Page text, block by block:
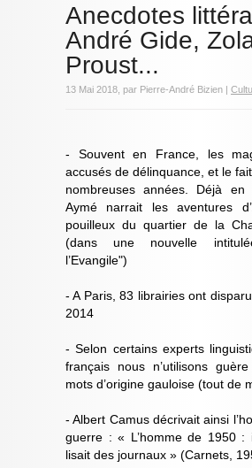
Anecdotes
André Gide,
Proust...
13 Mai 2018, par Pierre-André Bizien |
- Souvent en France, les
accusés de délinquance, et le
nombreuses années. Déjà en
Aymé narrait les aventures
pouilleux du quartier de la
(dans une nouvelle
l’Evangile")
- A Paris, 83 librairies ont
2014
- Selon certains experts
français nous n’utilisons
mots d’origine gauloise (tout de
- Albert Camus décrivait ainsi
guerre : « L’homme de 1950 :
lisait des journaux » (Carnets,